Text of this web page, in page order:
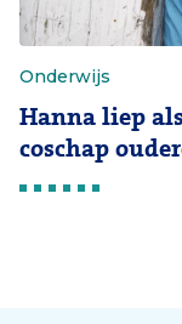
Onderwijs
Hanna liep
coschap